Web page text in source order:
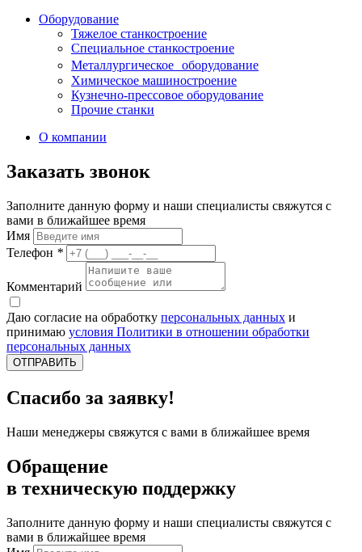
Оборудование
Тяжелое станкостроение
Специальное станкостроение
Металлургическое оборудование
Химическое машиностроение
Кузнечно-прессовое оборудование
Прочие станки
О компании
Заказать звонок
Заполните данную форму и наши специалисты свяжутся с
вами в ближайшее время
Имя
Телефон *
Комментарий
Даю согласие на обработку персональных данных и
принимаю условия Политики в отношении обработки
персональных данных
ОТПРАВИТЬ
Спасибо за заявку!
Наши менеджеры свяжутся с вами в ближайшее время
Обращение
в техническую поддержку
Заполните данную форму и наши специалисты свяжутся с
вами в ближайшее время